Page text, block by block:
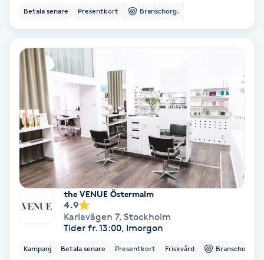
Microshading
Nagelförlängning
Nagelförlängning akryl
Nagelförlängning gelé
Nagelförlängning glasfiber
Nagelförlängning silke
Nagelförstärkning
Betala senare Presentkort Branschorg.
the VENUE Östermalm
4.9
Karlavägen 7, Stockholm
Tider fr. 13:00, Imorgon
Kampanj Betala senare Presentkort Friskvård Branschorg.